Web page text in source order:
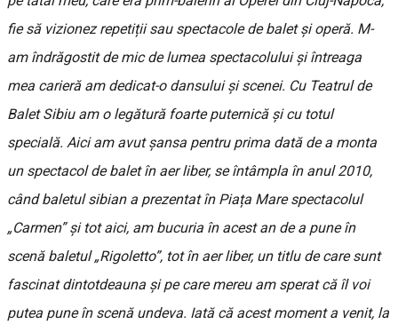
fie să vizionez repetiții sau spectacole de balet și operă. M-
am îndrăgostit de mic de lumea spectacolului și întreaga
mea carieră am dedicat-o dansului și scenei. Cu Teatrul de
Balet Sibiu am o legătură foarte puternică și cu totul
specială. Aici am avut șansa pentru prima dată de a monta
un spectacol de balet în aer liber, se întâmpla în anul 2010,
când baletul sibian a prezentat în Piața Mare spectacolul
„Carmen” și tot aici, am bucuria în acest an de a pune în
scenă baletul „Rigoletto”, tot în aer liber, un titlu de care sunt
fascinat dintotdeauna și pe care mereu am sperat că îl voi
putea pune în scenă undeva. Iată că acest moment a venit, la